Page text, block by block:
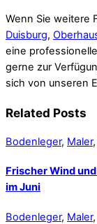
Wenn Sie weitere
Duisburg,
eine
gerne zur
sich von unseren
Related Posts
Bodenleger, Maler,
Frischer Wind
im Juni
Bodenleger, Maler,